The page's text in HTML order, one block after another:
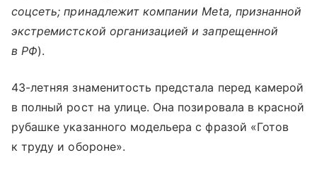
соцсеть; принадлежит компании Meta, признанной
экстремистской организацией и запрещенной
в РФ).
43-летняя знаменитость предстала перед камерой
в полный рост на улице. Она позировала в красной
рубашке указанного модельера с фразой «Готов
к труду и обороне».